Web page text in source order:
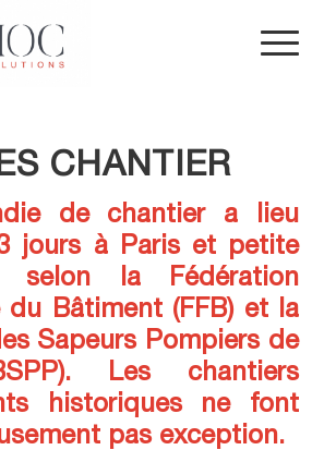
CHANTIER
de chantier a lieu
jours à Paris et petite
selon la Fédération
du Bâtiment (FFB) et la
Sapeurs Pompiers de
Les chantiers
historiques ne font
pas exception.